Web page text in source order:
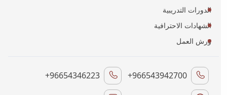
الدورات التدريبية
الشهادات الاحترافية
ورش العمل
+966543942700
+96654346223